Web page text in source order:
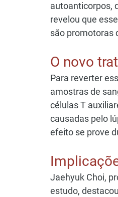
autoanticorpos,
revelou que
são promotoras
O novo
Para reverter
amostras de
células T
causadas pelo
efeito se prove
Jaehyuk Choi,
estudo,